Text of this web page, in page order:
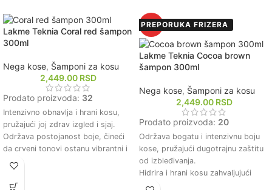
Lakme Teknia Coral red šampon
300ml
Nega kose, Šamponi za kosu
2,449.00 RSD
Prodato proizvoda: 32
Intenzivno obnavlja i hrani kosu,
pružajući joj zdrav izgled i sjaj.
Održava postojanost boje, čineći
da crveni tonovi ostanu vibrantni i
dugotrajni.
Formulisan sa prirodnim sastojcima
koji štite kosu od oštećenja i
HOT
PREPORUKA FRIZERA
Lakme Teknia Cocoa brown
šampon 300ml
Nega kose, Šamponi za kosu
2,449.00 RSD
Prodato proizvoda: 20
Održava bogatu i intenzivnu boju
kose, pružajući dugotrajnu zaštitu
od izbleđivanja.
Hidrira i hrani kosu zahvaljujući
prirodnim sastojcima, čineći je